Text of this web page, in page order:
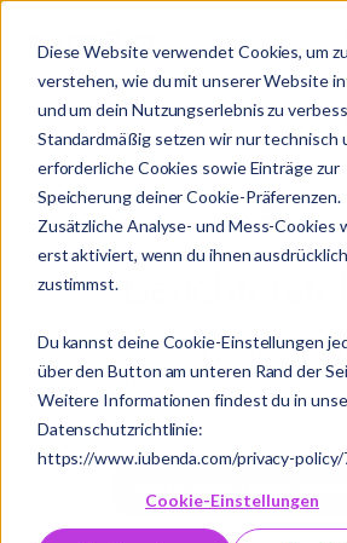
Diese Website verwendet Cookies, um zu
verstehen, wie du mit unserer Website
und um dein Nutzungserlebnis zu
Standardmäßig setzen wir nur technisch
erforderliche Cookies sowie Einträge zur
Speicherung deiner Cookie-Präferenzen.
Zusätzliche Analyse- und Mess-Cookies
erst aktiviert, wenn du ihnen ausdrücklich
zustimmst.
Du kannst deine Cookie-Einstellungen
über den Button am unteren Rand der
Weitere Informationen findest du in
Datenschutzrichtlinie:
https://www.iubenda.com/privacy-policy/
Cookie-Einstellungen
Aufbereitung von
Mitschriften und Recherche-
strukturierten
Kostenlose Demo